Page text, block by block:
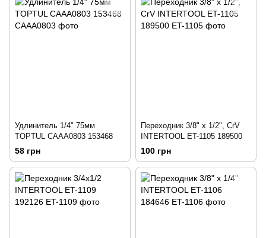
Удлинитель 1/4" 75мм
TOPTUL CAAA0803 153468
58 грн
Переходник 3/8" x 1/2", CrV
INTERTOOL ET-1105 189500
100 грн